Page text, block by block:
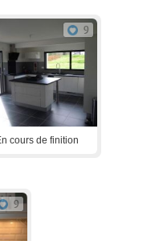
9
cours de finition
9